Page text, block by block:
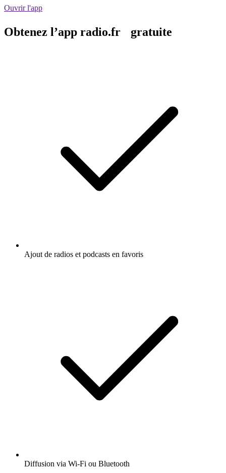
Ouvrir l'app
Obtenez l’app radio.fr gratuite
Ajout de radios et podcasts en favoris
Diffusion via Wi-Fi ou Bluetooth